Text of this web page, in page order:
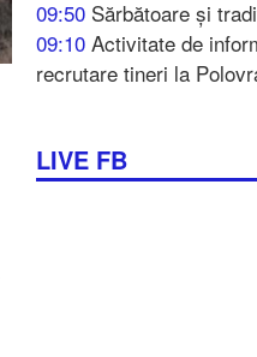
09:50 Sărbătoare și
09:10 Activitate de
recrutare tineri la
LIVE FB